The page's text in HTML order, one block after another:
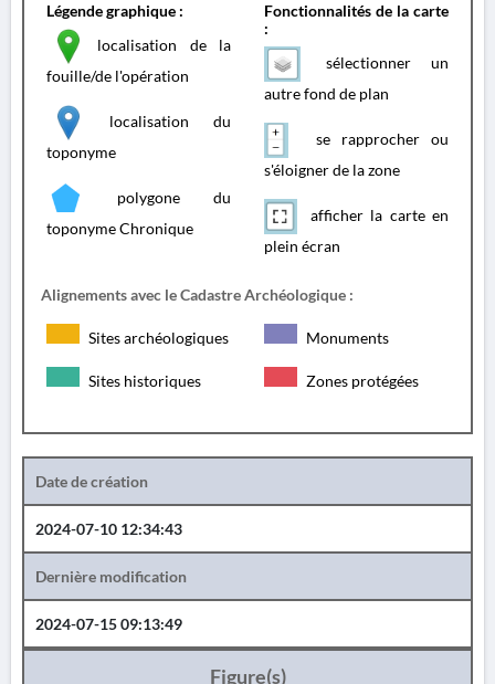
Légende graphique :
localisation de la
fouille/de l'opération
localisation du
toponyme
polygone du
toponyme Chronique
Fonctionnalités de la carte
:
sélectionner un
autre fond de plan
se rapprocher ou
s'éloigner de la zone
afficher la carte en
plein écran
Alignements avec le Cadastre Archéologique :
Sites archéologiques Monuments
Sites historiques Zones protégées
Date de création
2024-07-10 12:34:43
Dernière modification
2024-07-15 09:13:49
Figure(s)